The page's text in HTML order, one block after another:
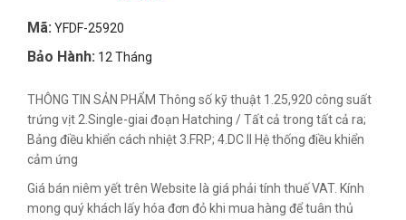
Mã: YFDF-25920
Bảo Hành: 12 Tháng
THÔNG TIN SẢN PHẨM Thông số kỹ thuật 1.25,920 công suất
trứng vịt 2.Single-giai đoạn Hatching / Tất cả trong tất cả ra;
Bảng điều khiển cách nhiệt 3.FRP; 4.DC II Hệ thống điều khiển
cảm ứng
Giá bán niêm yết trên Website là giá phải tính thuế VAT. Kính
mong quý khách lấy hóa đơn đỏ khi mua hàng để tuân thủ